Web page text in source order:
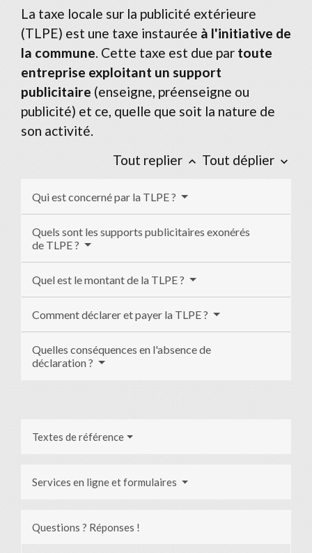
La taxe locale sur la publicité extérieure
(TLPE) est une taxe instaurée à l'initiative de
la commune. Cette taxe est due par toute
entreprise exploitant un support
publicitaire (enseigne, préenseigne ou
publicité) et ce, quelle que soit la nature de
son activité.
Tout replier keyboard_arrow_up Tout déplier keyboard_arrow_down
Qui est concerné par la TLPE ?
Quels sont les supports publicitaires exonérés
de TLPE ?
Quel est le montant de la TLPE ?
Comment déclarer et payer la TLPE ?
Quelles conséquences en l'absence de
déclaration ?
Textes de référence
Services en ligne et formulaires
Questions ? Réponses !